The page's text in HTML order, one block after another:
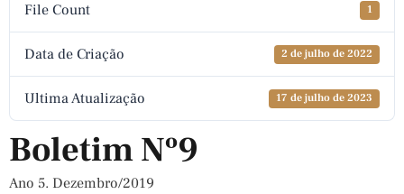
File Count 1
Data de Criação 2 de julho de 2022
Ultima Atualização 17 de julho de 2023
Boletim Nº9
Ano 5. Dezembro/2019